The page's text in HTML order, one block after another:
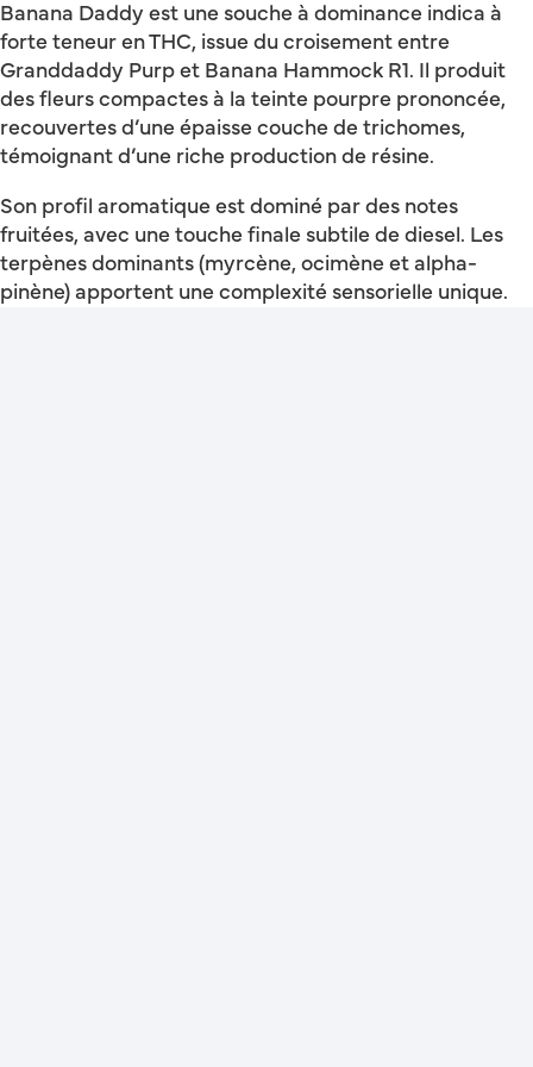
Banana Daddy est une souche à dominance indica à
forte teneur en THC, issue du croisement entre
Granddaddy Purp et Banana Hammock R1. Il produit
des fleurs compactes à la teinte pourpre prononcée,
recouvertes d’une épaisse couche de trichomes,
témoignant d’une riche production de résine.
Son profil aromatique est dominé par des notes
fruitées, avec une touche finale subtile de diesel. Les
terpènes dominants (myrcène, ocimène et alpha-
pinène) apportent une complexité sensorielle unique.